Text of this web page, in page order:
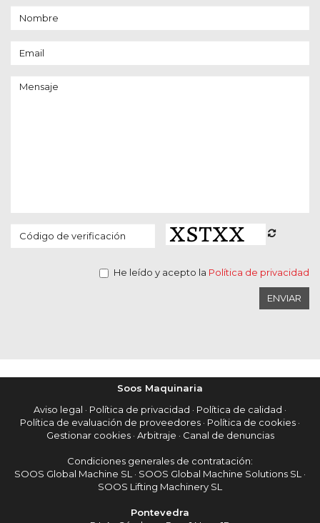
He leído y acepto la Política de privacidad
ENVIAR
Soos Maquinaria
Aviso legal · Política de privacidad · Política de calidad ·
Política de evaluación de proveedores · Política de cookies ·
Gestionar cookies· Arbitraje · Canal de denuncias
Condiciones generales de contratación:
SOOS Global Machine SL · SOOS Global Machine Solutions SL ·
SOOS Lifting Machinery SL
Pontevedra